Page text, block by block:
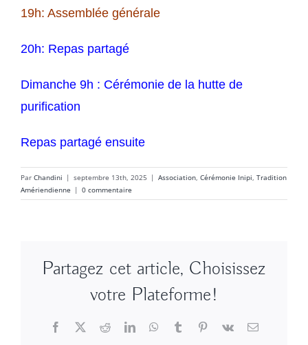
19h: Assemblée générale
20h: Repas partagé
Dimanche 9h : Cérémonie de la hutte de
purification
Repas partagé ensuite
Par Chandini | septembre 13th, 2025 | Association, Cérémonie Inipi, Tradition
Amériendienne | 0 commentaire
Partagez cet article, Choisissez
votre Plateforme!
Facebook
X RedditLinkedInWhatsApp
TumblrPinterest
Vk Email